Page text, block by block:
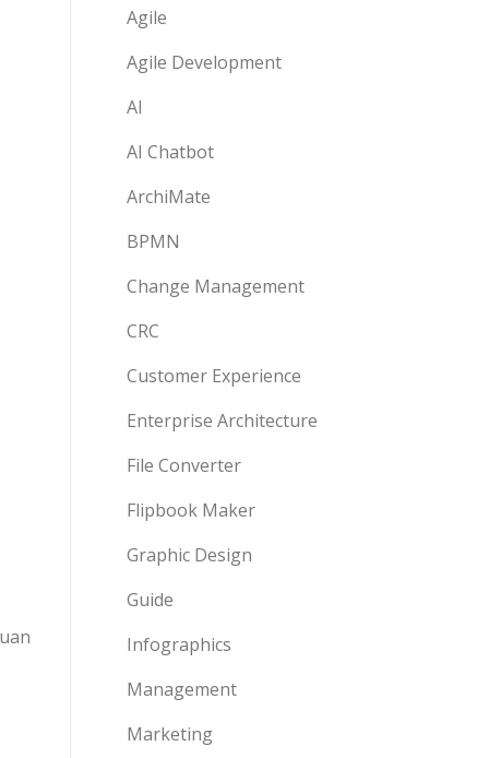
Agile
Agile Development
AI
AI Chatbot
ArchiMate
BPMN
Change Management
CRC
Customer Experience
Enterprise Architecture
File Converter
Flipbook Maker
Graphic Design
Guide
Infographics
Management
Marketing